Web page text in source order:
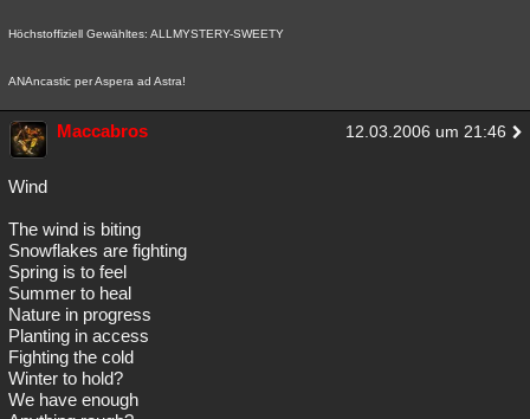
Höchstoffiziell Gewähltes: ALLMYSTERY-SWEETY
ANAncastic per Aspera ad Astra!
Maccabros 12.03.2006 um 21:46
Wind
The wind is biting
Snowflakes are fighting
Spring is to feel
Summer to heal
Nature in progress
Planting in access
Fighting the cold
Winter to hold?
We have enough